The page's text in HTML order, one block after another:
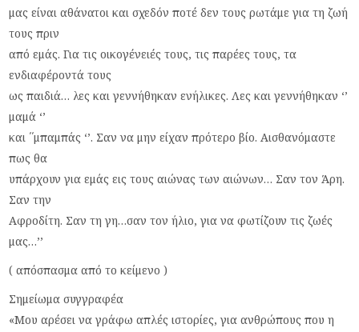
μας είναι αθάνατοι και σχεδόν ποτέ δεν τους ρωτάμε για τη ζωή
τους πριν
από εμάς. Για τις οικογένειές τους, τις παρέες τους, τα
ενδιαφέροντά τους
ως παιδιά… λες και γεννήθηκαν ενήλικες. Λες και γεννήθηκαν ‘’
μαμά ‘’
και ΄΄μπαμπάς ‘’. Σαν να μην είχαν πρότερο βίο. Αισθανόμαστε
πως θα
υπάρχουν για εμάς εις τους αιώνας των αιώνων… Σαν τον Άρη.
Σαν την
Αφροδίτη. Σαν τη γη…σαν τον ήλιο, για να φωτίζουν τις ζωές
μας…’’
( απόσπασμα από το κείμενο )
Σημείωμα συγγραφέα
«Μου αρέσει να γράφω απλές ιστορίες, για ανθρώπους που η